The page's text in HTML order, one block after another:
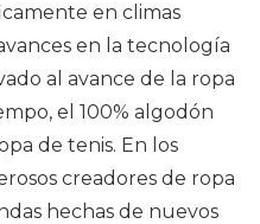
en climas
en la tecnología
al avance de la ropa
el 100% algodón
de tenis. En los
creadores de ropa
hechas de nuevos